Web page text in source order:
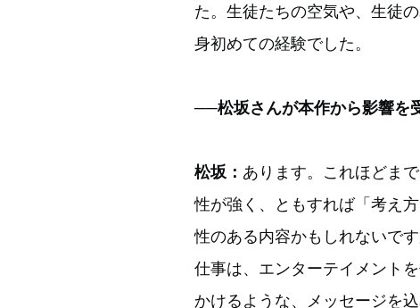
た。生徒たちの空気や、生徒
身初めての経験でした。
──松坂さんが本作から影響を
松坂： あります。これほどま
性が強く、ともすれば「考え
性のある内容かもしれないで
仕事は、エンターテイメント
かけるような、メッセージを